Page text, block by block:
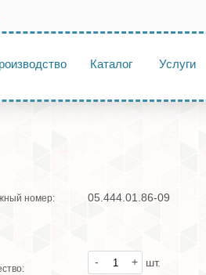
Каталог Услуги
номер: 05.444.01.86-09
шт.
+
-